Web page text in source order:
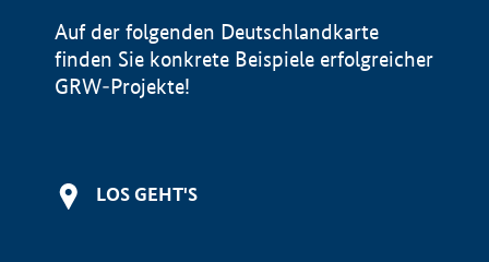
Auf der folgenden Deutschlandkarte
finden Sie konkrete Beispiele erfolgreicher
GRW-Projekte!
LOS GEHT'S